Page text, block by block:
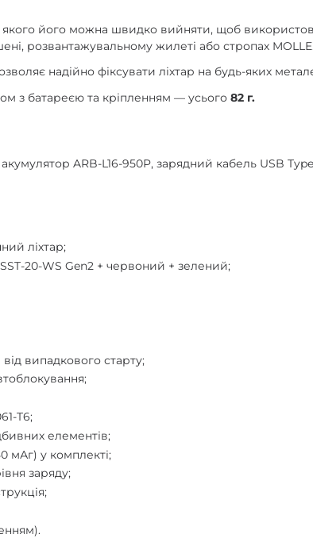
якого його можна швидко вийняти, щоб
розвантажувальному жилеті або стропах MOLLE.
надійно фіксувати ліхтар на будь-яких
з батареєю та кріпленням — усього82 г.
ARB-L16-950P, зарядний кабель USB
ліхтар;
20-WS Gen2 + червоний + зелений;
випадкового старту;
T6;
елементів;
мАг) у комплекті;
заряду;